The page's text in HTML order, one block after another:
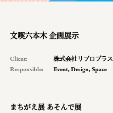
Soup Stock Tokyo
文喫六本木 企画展示
Client:
株式会社リブロプラス
Responsible:
Event,Design,Space
まちがえ展 あそんで展